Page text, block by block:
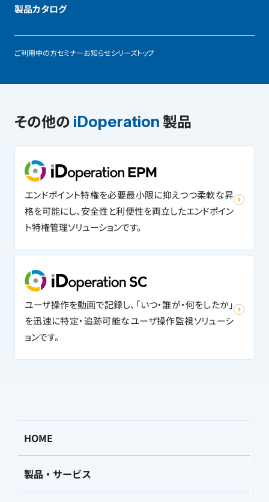
製品カタログ
ご利用中の方セミナーお知らせシリーズトップ
その他の iDoperation 製品
エンドポイント特権を必要最小限に抑えつつ柔軟な昇
格を可能にし、安全性と利便性を両立したエンドポイン
ト特権管理ソリューションです。
ユーザ操作を動画で記録し、「いつ・誰が・何をしたか」
を迅速に特定・追跡可能なユーザ操作監視ソリューシ
ョンです。
HOME
製品・サービス